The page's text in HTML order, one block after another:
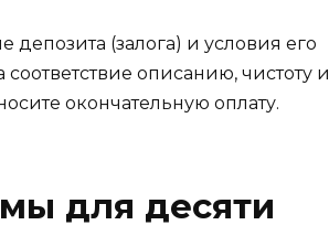
(залога) и условия его
описанию, чистоту и
окончательную оплату.
для десяти